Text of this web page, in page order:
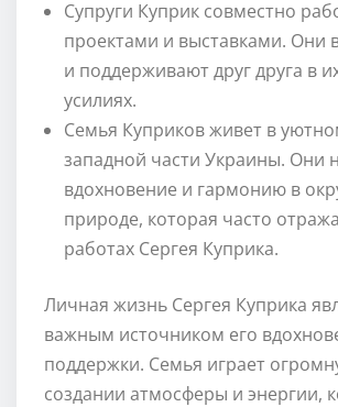
Супруги Куприк совместно
проектами и выставками. Они
и поддерживают друг друга в
усилиях.
Семья Куприков живет в
западной части Украины. Они
вдохновение и гармонию в
природе, которая часто
работах Сергея Куприка.
Личная жизнь Сергея Куприка
важным источником его
поддержки. Семья играет
создании атмосферы и энергии,